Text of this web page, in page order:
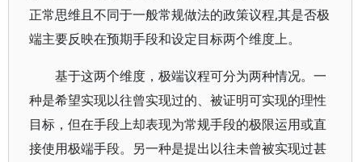
正常思维且不同于一般常规做法的政策议程,其是否极
端主要反映在预期手段和设定目标两个维度上。
基于这两个维度，极端议程可分为两种情况。一
种是希望实现以往曾实现过的、被证明可实现的理性
目标，但在手段上却表现为常规手段的极限运用或直
接使用极端手段。另一种是提出以往未曾被实现过甚